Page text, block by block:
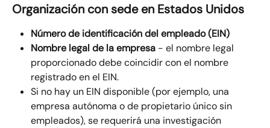
Organización con sede en Estados Unidos
Número de identificación del empleado (EIN)
Nombre legal de la empresa - el nombre legal
proporcionado debe coincidir con el nombre
registrado en el EIN.
Si no hay un EIN disponible (por ejemplo, una
empresa autónoma o de propietario único sin
empleados), se requerirá una investigación